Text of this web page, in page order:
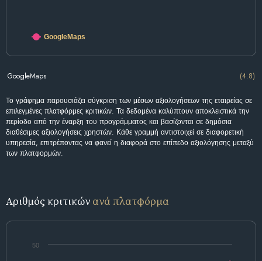
GoogleMaps
GoogleMaps (4.8)
Το γράφημα παρουσιάζει σύγκριση των μέσων αξιολογήσεων της εταιρείας σε
επιλεγμένες πλατφόρμες κριτικών. Τα δεδομένα καλύπτουν αποκλειστικά την
περίοδο από την έναρξη του προγράμματος και βασίζονται σε δημόσια
διαθέσιμες αξιολογήσεις χρηστών. Κάθε γραμμή αντιστοιχεί σε διαφορετική
υπηρεσία, επιτρέποντας να φανεί η διαφορά στο επίπεδο αξιολόγησης μεταξύ
των πλατφορμών.
Αριθμός κριτικών ανά πλατφόρμα
50